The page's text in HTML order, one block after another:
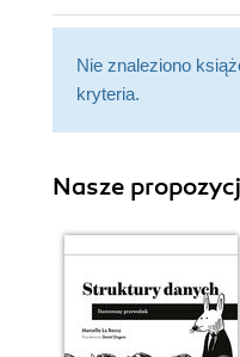
Nie znaleziono
kryteria.
Nasze